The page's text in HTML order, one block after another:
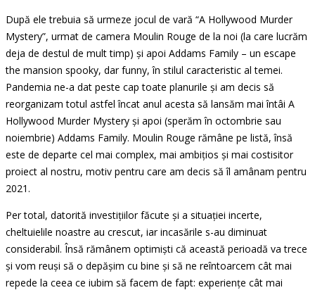
După ele trebuia să urmeze jocul de vară “A Hollywood Murder
Mystery”, urmat de camera Moulin Rouge de la noi (la care lucrăm
deja de destul de mult timp) și apoi Addams Family – un escape
the mansion spooky, dar funny, în stilul caracteristic al temei.
Pandemia ne-a dat peste cap toate planurile și am decis să
reorganizam totul astfel încat anul acesta să lansăm mai întâi A
Hollywood Murder Mystery și apoi (sperăm în octombrie sau
noiembrie) Addams Family. Moulin Rouge rămâne pe listă, însă
este de departe cel mai complex, mai ambițios și mai costisitor
proiect al nostru, motiv pentru care am decis să îl amânam pentru
2021.
Per total, datorită investițiilor făcute și a situației incerte,
cheltuielile noastre au crescut, iar incasările s-au diminuat
considerabil. Însă rămânem optimiști că această perioadă va trece
și vom reuși să o depășim cu bine și să ne reîntoarcem cât mai
repede la ceea ce iubim să facem de fapt: experiențe cât mai